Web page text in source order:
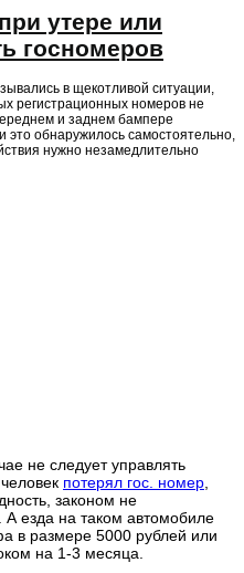
утере или
госномеров
в щекотливой ситуации,
регистрационных номеров не
и заднем бампере
это обнаружилось самостоятельно,
нужно незамедлительно
не следует управлять
потерял гос. номер
законом не
А езда на таком автомобиле
в размере 5000 рублей или
на 1-3 месяца.